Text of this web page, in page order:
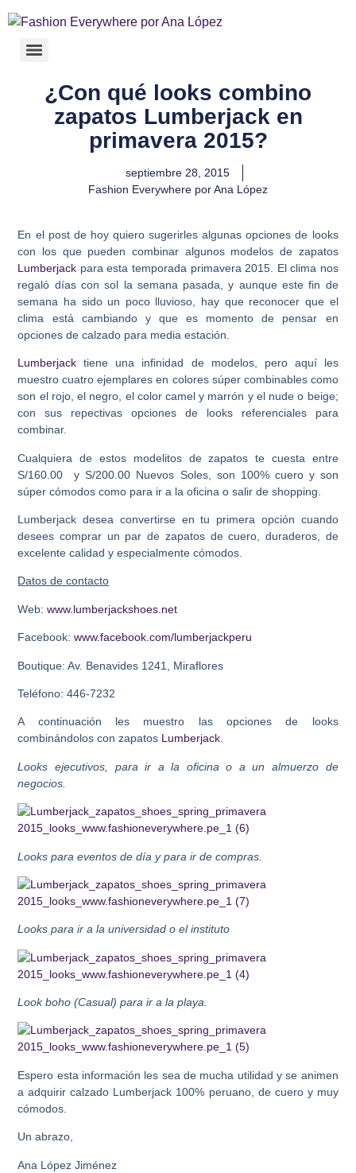
¿Con qué looks combino
zapatos Lumberjack en
primavera 2015?
septiembre 28, 2015
Fashion Everywhere por Ana López
En el post de hoy quiero sugerirles algunas opciones de looks
con los que pueden combinar algunos modelos de zapatos
Lumberjack para esta temporada primavera 2015. El clima nos
regaló días con sol la semana pasada, y aunque este fin de
semana ha sido un poco lluvioso, hay que reconocer que el
clima está cambiando y que es momento de pensar en
opciones de calzado para media estación.
Lumberjack tiene una infinidad de modelos, pero aquí les
muestro cuatro ejemplares en colores súper combinables como
son el rojo, el negro, el color camel y marrón y el nude o beige;
con sus repectivas opciones de looks referenciales para
combinar.
Cualquiera de estos modelitos de zapatos te cuesta entre
S/160.00 y S/200.00 Nuevos Soles, son 100% cuero y son
súper cómodos como para ir a la oficina o salir de shopping.
Lumberjack desea convertirse en tu primera opción cuando
desees comprar un par de zapatos de cuero, duraderos, de
excelente calidad y especialmente cómodos.
Datos de contacto
Web:www.lumberjackshoes.net
Facebook: www.facebook.com/lumberjackperu
Boutique: Av. Benavides 1241, Miraflores
Teléfono: 446-7232
A continuación les muestro las opciones de looks
combinándolos con zapatos Lumberjack.
Looks ejecutivos, para ir a la oficina o a un almuerzo de
negocios.
Looks para eventos de día y para ir de compras.
Looks para ir a la universidad o el instituto
Look boho (Casual) para ir a la playa.
Espero esta información les sea de mucha utilidad y se animen
a adquirir calzado Lumberjack 100% peruano, de cuero y muy
cómodos.
Un abrazo,
Ana López Jiménez